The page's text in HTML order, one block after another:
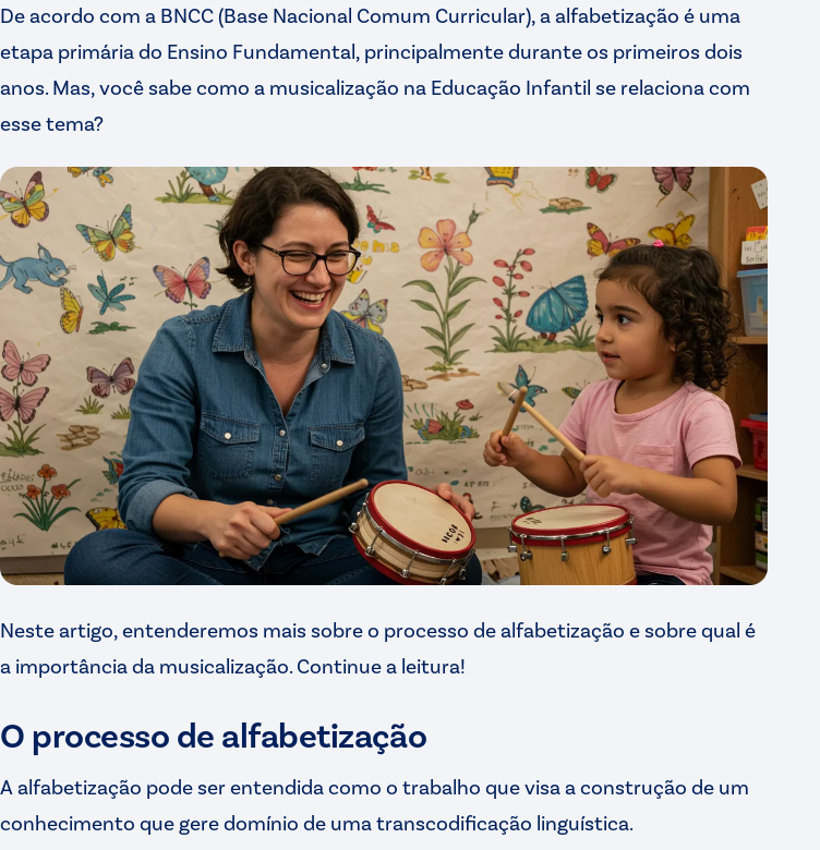
De acordo com a BNCC (Base Nacional Comum Curricular), a alfabetização é uma
etapa primária do Ensino Fundamental, principalmente durante os primeiros dois
anos. Mas, você sabe como a musicalização na Educação Infantil se relaciona com
esse tema?
Neste artigo, entenderemos mais sobre o processo de alfabetização e sobre qual é
a importância da musicalização. Continue a leitura!
O processo de alfabetização
A alfabetização pode ser entendida como o trabalho que visa a construção de um
conhecimento que gere domínio de uma transcodificação linguística.